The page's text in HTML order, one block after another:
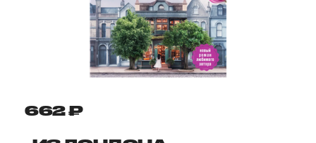
662 ₽